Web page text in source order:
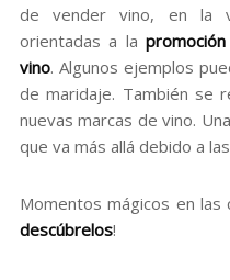
de vender vino, en la
orientadas a la
vino. Algunos ejemplos
de maridaje. También se
nuevas marcas de vino.
que va más allá debido a
Momentos mágicos en las
descúbrelos!